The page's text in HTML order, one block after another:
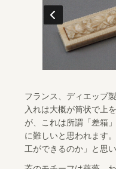
フランス、ディエップ
入れは大概が筒状で上
が、これは所謂「差箱
に難しいと思われます
工ができるのか」と思